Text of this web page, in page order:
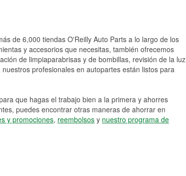
de 6,000 tiendas O'Reilly Auto Parts a lo largo de los
y accesorios que necesitas, también ofrecemos
de limpiaparabrisas y de bombillas, revisión de la luz
profesionales en autopartes están listos para
que hagas el trabajo bien a la primera y ahorres
puedes encontrar otras maneras de ahorrar en
y promociones, reembolsos y nuestro programa de